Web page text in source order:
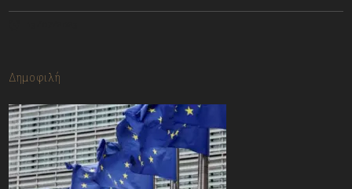
Δημοφιλή